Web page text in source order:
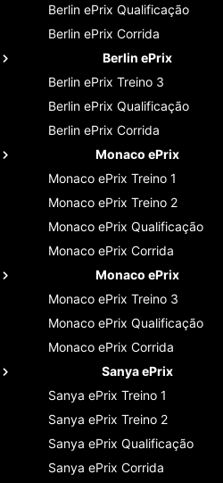
Berlin ePrix Qualificação
Berlin ePrix Corrida
Berlin ePrix
Berlin ePrix Treino 3
Berlin ePrix Qualificação
Berlin ePrix Corrida
Monaco ePrix
Monaco ePrix Treino 1
Monaco ePrix Treino 2
Monaco ePrix Qualificação
Monaco ePrix Corrida
Monaco ePrix
Monaco ePrix Treino 3
Monaco ePrix Qualificação
Monaco ePrix Corrida
Sanya ePrix
Sanya ePrix Treino 1
Sanya ePrix Treino 2
Sanya ePrix Qualificação
Sanya ePrix Corrida